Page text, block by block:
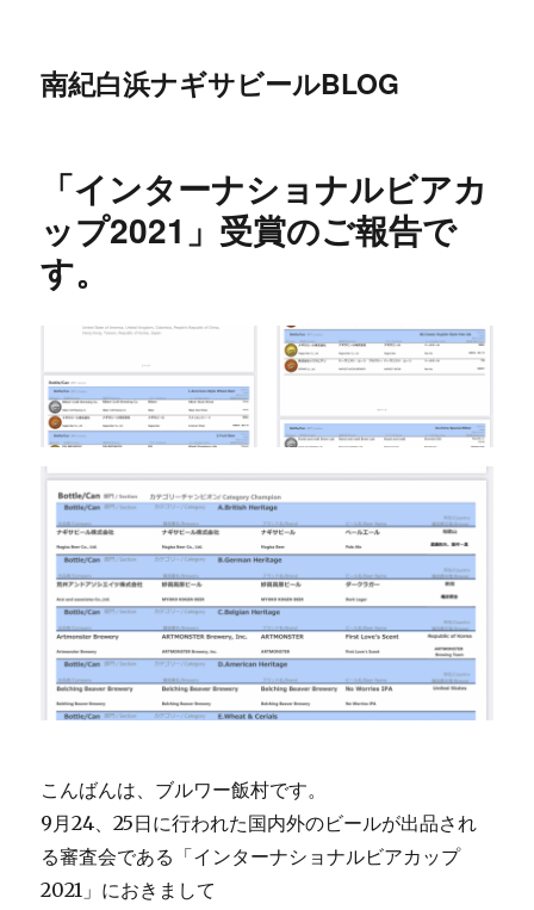
南紀白浜ナギサビールBLOG
「インターナショナルビアカ
ップ2021」受賞のご報告で
す。
こんばんは、ブルワー飯村です。
9月24、25日に行われた国内外のビールが出品され
る審査会である「インターナショナルビアカップ
2021」におきまして